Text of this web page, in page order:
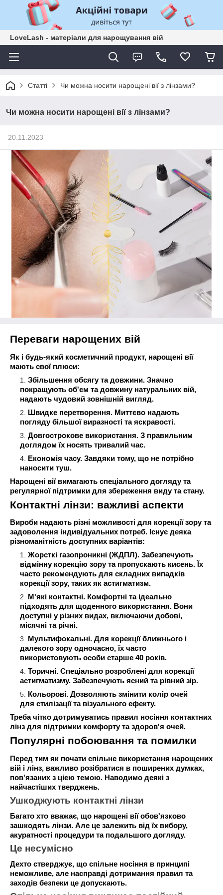
LoveLash - матеріали для нарощування вій
Статті Чи можна носити нарощені вії з лінзами?
Чи можна носити нарощені вії з лінзами?
20.11.2023
Переваги нарощених вій
Як і будь-який косметичний продукт, нарощені вії
мають свої плюси:
Збільшення обсягу та довжини. Значно
покращують об'єм та довжину натуральних вій,
надають чудовий зовнішній вигляд.
Швидке перетворення. Миттєво надають
погляду більшої виразності та яскравості.
Довгострокове використання. З правильним
доглядом їх носять тривалий час.
Економія часу. Завдяки тому, що не потрібно
наносити туш.
Нарощені вії вимагають спеціального догляду та
регулярної підтримки для збереження виду та стану.
Контактні лінзи: важливі аспекти
Вироби надають різні можливості для корекції зору та
задоволення індивідуальних потреб. Існує деяка
різноманітність доступних варіантів:
Жорсткі газопроникні (ЖДПЛ). Забезпечують
відмінну корекцію зору та пропускають кисень. Їх
часто рекомендують для складних випадків
корекції зору, таких як астигматизм.
М'які контактні. Комфортні та ідеально
підходять для щоденного використання. Вони
доступні у різних видах, включаючи добові,
місячні та річні.
Мультифокальні. Для корекції ближнього і
далекого зору одночасно, їх часто
використовують особи старше 40 років.
Торичні. Спеціально розроблені для корекції
астигматизму. Забезпечують ясний та рівний зір.
Кольорові. Дозволяють змінити колір очей
для стилізації та візуального ефекту.
Треба чітко дотримуватись правил носіння контактних
лінз для підтримки комфорту та здоров'я очей.
Популярні побоювання та помилки
Перед тим як почати спільне використання нарощених
вій і лінз, важливо розібратися в поширених думках,
пов'язаних з цією темою. Наводимо деякі з
найчастіших тверджень.
Ушкоджують контактні лінзи
Багато хто вважає, що нарощені вії обов'язково
зашкодять лінзи. Але це залежить від їх вибору,
акуратності процедури та подальшого догляду.
Це несумісно
Дехто стверджує, що спільне носіння в принципі
неможливе, але насправді дотримання правил та
заходів безпеки це допускають.